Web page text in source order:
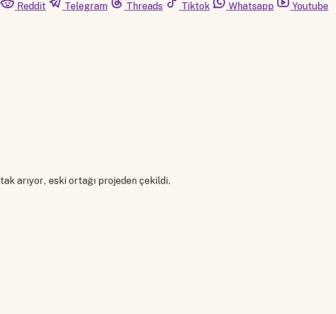
Reddit Telegram Threads Tiktok Whatsapp Youtube
arıyor, eski ortağı projeden çekildi.